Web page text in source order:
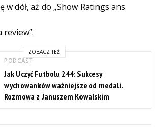
w dół, aż do „Show Ratings ans
ZOBACZ TEŻ
PODCAST
Jak Uczyć Futbolu 244: Sukcesy
wychowanków ważniejsze od medali.
Rozmowa z Januszem Kowalskim